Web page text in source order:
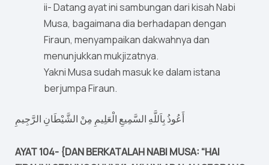
ii- Datang ayat ini sambungan dari kisah Nabi
Musa, bagaimana dia berhadapan dengan
Firaun, menyampaikan dakwahnya dan
menunjukkan mukjizatnya.
Yakni Musa sudah masuk ke dalam istana
berjumpa Firaun.
أَعُوذُ بِاَللَّهِ السَّمِيعِ الْعَلِيمِ مِنْ الشَّيْطَانِ الرَّجِيمِ
AYAT 104- {DAN BERKATALAH NABI MUSA: “HAI